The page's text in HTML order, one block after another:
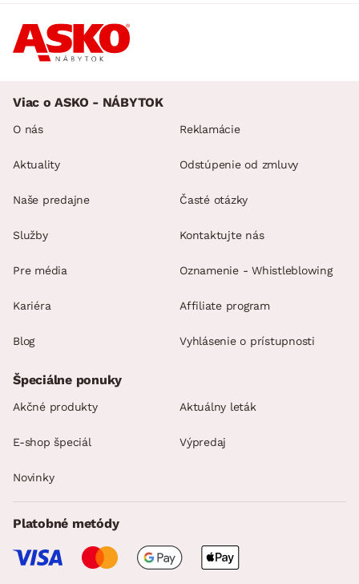
Viac o ASKO - NÁBYTOK
O nás
Aktuality
Naše predajne
Služby
Pre média
Kariéra
Blog
Reklamácie
Odstúpenie od zmluvy
Časté otázky
Kontaktujte nás
Oznamenie - Whistleblowing
Affiliate program
Vyhlásenie o prístupnosti
Špeciálne ponuky
Akčné produkty Aktuálny leták
E-shop špeciál Výpredaj
Novinky
Platobné metódy